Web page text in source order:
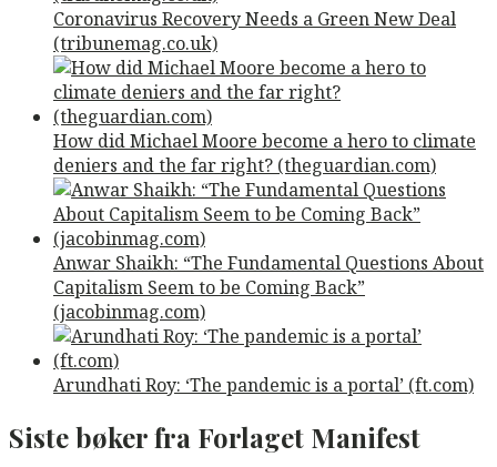
Coronavirus Recovery Needs a Green New Deal
(tribunemag.co.uk)
How did Michael Moore become a hero to climate
deniers and the far right? (theguardian.com)
Anwar Shaikh: “The Fundamental Questions About
Capitalism Seem to be Coming Back”
(jacobinmag.com)
Arundhati Roy: ‘The pandemic is a portal’ (ft.com)
Siste bøker fra Forlaget Manifest